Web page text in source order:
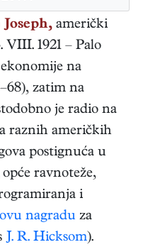
američki
VIII. 1921 – Palo
na
zatim na
je radio na
raznih američkih
postignuća u
ravnoteže,
i
nagradu za
J. R. Hicksom).